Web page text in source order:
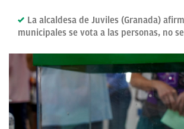
La alcaldesa de Juviles (Granada)
municipales se vota a las personas, no